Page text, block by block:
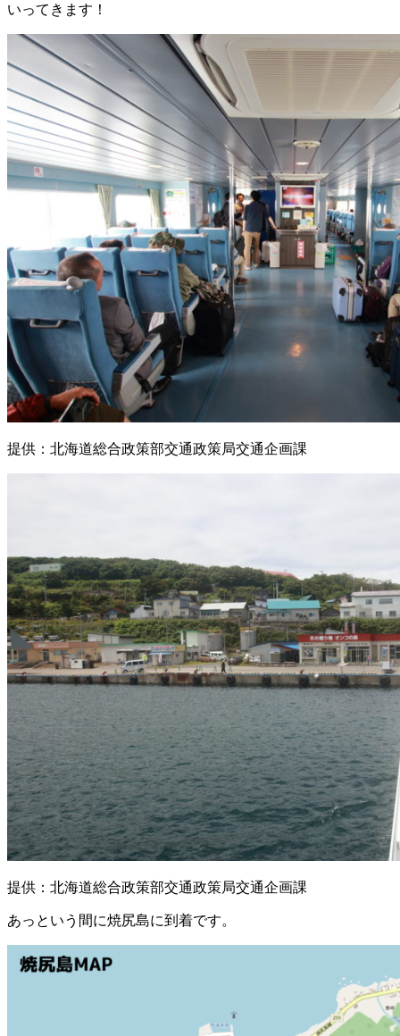
いってきます！
提供：北海道総合政策部交通政策局交通企画課
提供：北海道総合政策部交通政策局交通企画課
あっという間に焼尻島に到着です。